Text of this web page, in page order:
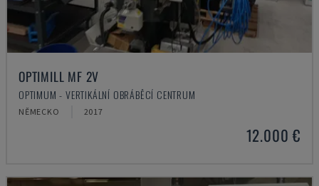
OPTIMILL MF 2V
OPTIMUM - VERTIKÁLNÍ OBRÁBĚCÍ CENTRUM
NĚMECKO 2017
12.000 €